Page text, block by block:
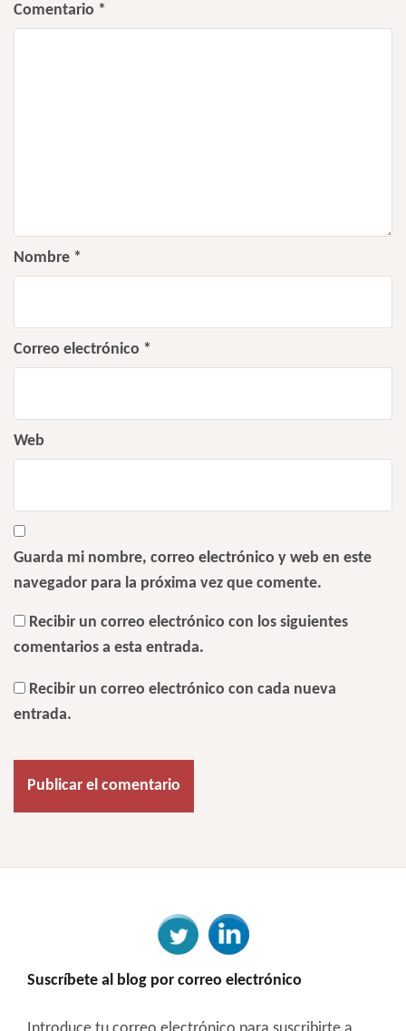
Comentario *
Nombre *
Correo electrónico *
Web
Guarda mi nombre, correo electrónico y web en este
navegador para la próxima vez que comente.
Recibir un correo electrónico con los siguientes
comentarios a esta entrada.
Recibir un correo electrónico con cada nueva
entrada.
Suscríbete al blog por correo electrónico